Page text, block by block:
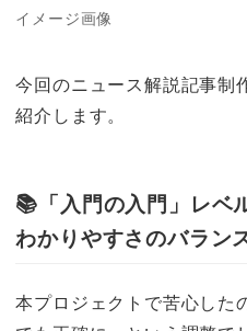
イメージ画像
今回のニュース解説記事制
紹介します。
📚 「入門の入門」レ
わかりやすさのバラン
本プロジェクトで苦心した